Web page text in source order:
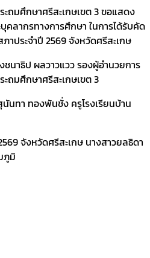
ถมศึกษาศรีสะเกษเขต 3 ขอแสดง
คลากรทางการศึกษา ในการได้รับคัด
าประจำปี 2569 จังหวัดศรีสะเกษ
นาธิป ผลวาวแวว รองผู้อำนวยการ
ถมศึกษาศรีสะเกษเขต 3
นทา ทองพันชั่ง ครูโรงเรียนบ้าน
จังหวัดศรีสะเกษ นางสาวยลธิดา
ภูมิ